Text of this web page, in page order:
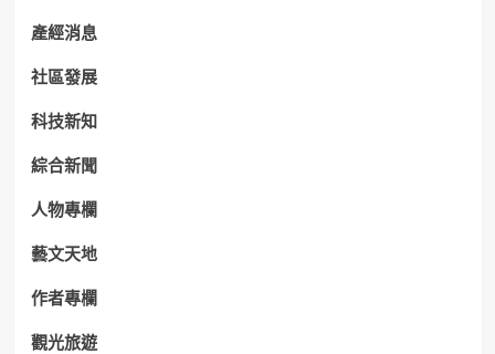
產經消息
社區發展
科技新知
綜合新聞
人物專欄
藝文天地
作者專欄
觀光旅遊